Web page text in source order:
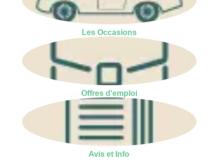
Les Occasions
Offres d'emploi
Avis et Info